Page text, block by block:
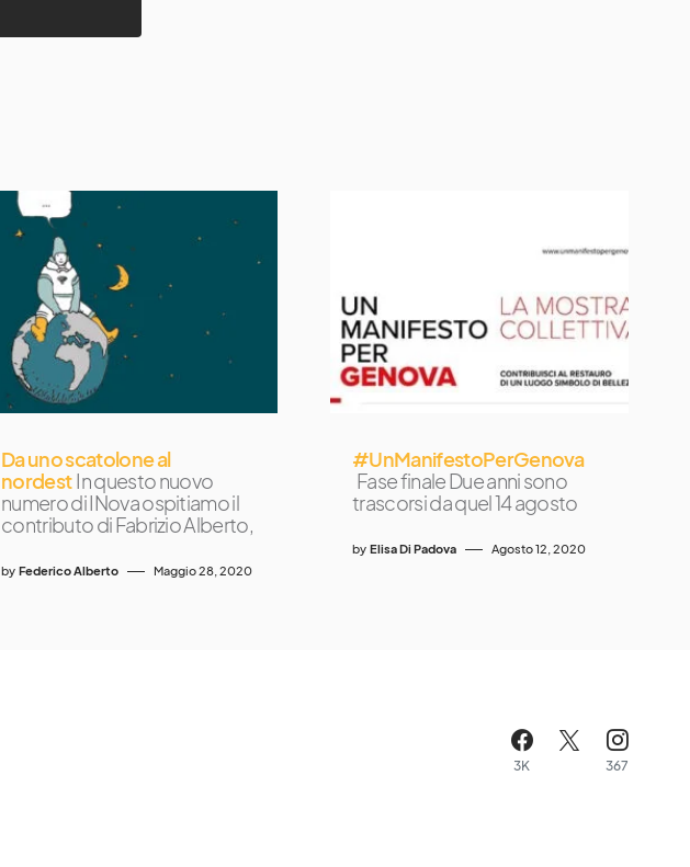
Da uno scatolone al
nordest In questo nuovo
numero di INova ospitiamo il
contributo di Fabrizio Alberto,
by Federico Alberto Maggio 28, 2020
#UnManifestoPerGenova
Fase finale Due anni sono
trascorsi da quel 14 agosto
by Elisa Di Padova Agosto 12, 2020
3K 367